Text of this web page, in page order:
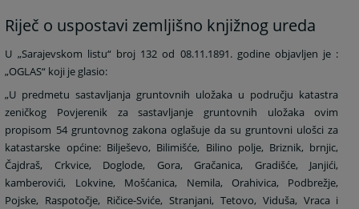
Riječ o uspostavi zemljišno knjižnog ureda
U „Sarajevskom listu“ broj 132 od 08.11.1891. godine objavljen je :
„OGLAS“ koji je glasio:
„U predmetu sastavljanja gruntovnih uložaka u području katastra
zeničkog Povjerenik za sastavljanje gruntovnih uložaka ovim
propisom 54 gruntovnog zakona oglašuje da su gruntovni ulošci za
katastarske općine: Bilješevo, Bilimišće, Bilino polje, Briznik, brnjic,
Čajdraš, Crkvice, Doglode, Gora, Gračanica, Gradišće, Janjići,
kamberovići, Lokvine, Mošćanica, Nemila, Orahivica, Podbrežje,
Pojske, Raspotočje, Ričice-Sviće, Stranjani, Tetovo, Viduša, Vraca i